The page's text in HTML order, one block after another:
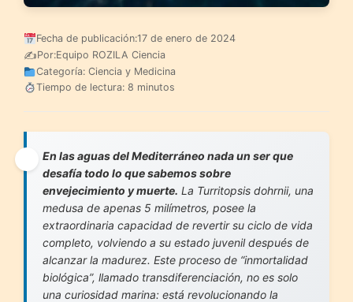
Fecha de publicación:17 de enero de 2024
✍️Por:Equipo ROZILA Ciencia
Categoría: Ciencia y Medicina
Tiempo de lectura: 8 minutos
En las aguas del Mediterráneo nada un ser que
desafía todo lo que sabemos sobre
envejecimiento y muerte. La Turritopsis dohrnii, una
medusa de apenas 5 milímetros, posee la
extraordinaria capacidad de revertir su ciclo de vida
completo, volviendo a su estado juvenil después de
alcanzar la madurez. Este proceso de “inmortalidad
biológica”, llamado transdiferenciación, no es solo
una curiosidad marina: está revolucionando la